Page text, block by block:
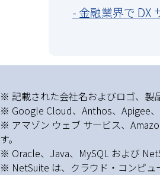
- 金融業界で DX
※ 記載された会社名およびロゴ、製
※ Google Cloud、Anthos、Apigee
※ アマゾン ウェブ サービス、
す。
※ Oracle、Java、MySQL および
※ NetSuite は、クラウド・コンピュ